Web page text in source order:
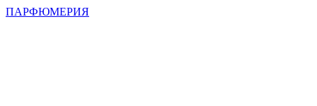
ПАРФЮМЕРИЯ